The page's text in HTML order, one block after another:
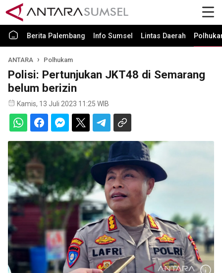
Berita Palembang Info Sumsel Lintas Daerah
ANTARA Polhukam
Polisi: Pertunjukan JKT48 di Semarang
belum berizin
Kamis, 13 Juli 2023 11:25 WIB